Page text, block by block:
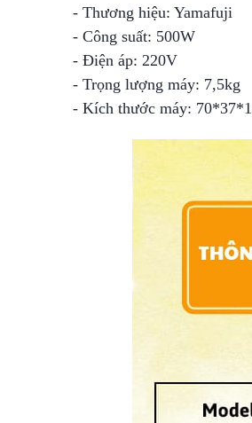
- Thương hiệu: Yamafuji
- Công suất: 500W
- Điện áp: 220V
- Trọng lượng máy: 7,5kg
- Kích thước máy: